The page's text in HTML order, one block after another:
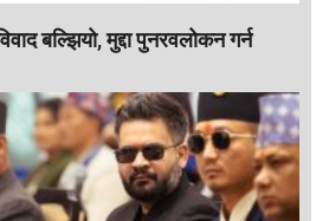
बल्झियो, मुद्दा पुनरवलोकन गर्न